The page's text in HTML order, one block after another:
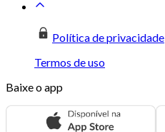
Política de privacidade
Termos de uso
Baixe o app